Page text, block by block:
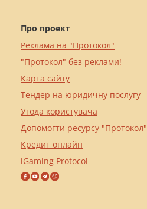
Про проект
Реклама на "Протокол"
"Протокол" без реклами!
Карта сайту
Тендер на юридичну послугу
Угода користувача
Допомогти ресурсу "Протокол"
Кредит онлайн
iGaming Protocol